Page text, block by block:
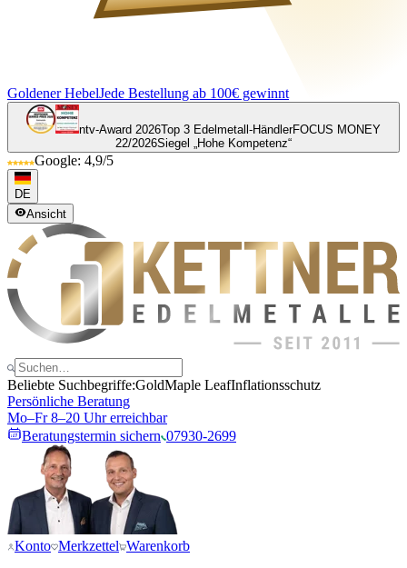
Goldener HebelJede Bestellung ab 100€ gewinnt
ntv-Award 2026Top 3 Edelmetall-HändlerFOCUS MONEY
22/2026Siegel „Hohe Kompetenz“
Google: 4,9/5
DE
Ansicht
Beliebte Suchbegriffe:GoldMaple LeafInflationsschutz
Persönliche Beratung
Mo–Fr 8–20 Uhr erreichbar
Beratungstermin sichern 07930-2699
Konto Merkzettel Warenkorb